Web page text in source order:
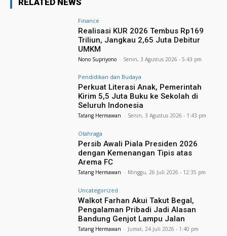
Finance
Realisasi KUR 2026 Tembus Rp169
Triliun, Jangkau 2,65 Juta Debitur
UMKM
Nono Supriyono - Senin, 3 Agustus 2026 - 5:43 pm
Pendidikan dan Budaya
Perkuat Literasi Anak, Pemerintah
Kirim 5,5 Juta Buku ke Sekolah di
Seluruh Indonesia
Tatang Hermawan - Senin, 3 Agustus 2026 - 1:43 pm
Olahraga
Persib Awali Piala Presiden 2026
dengan Kemenangan Tipis atas
Arema FC
Tatang Hermawan - Minggu, 26 Juli 2026 - 12:35 pm
Uncategorized
Walkot Farhan Akui Takut Begal,
Pengalaman Pribadi Jadi Alasan
Bandung Genjot Lampu Jalan
Tatang Hermawan - Jumat, 24 Juli 2026 - 1:40 pm